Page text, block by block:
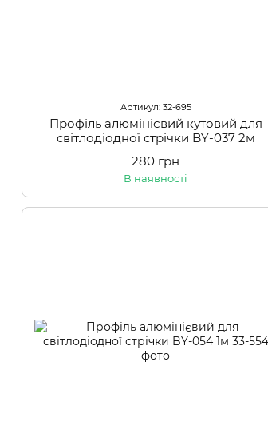
Артикул: 32-695
Профіль алюмінієвий кутовий для
світлодіодної стрічки BY-037 2м
280 грн
В наявності